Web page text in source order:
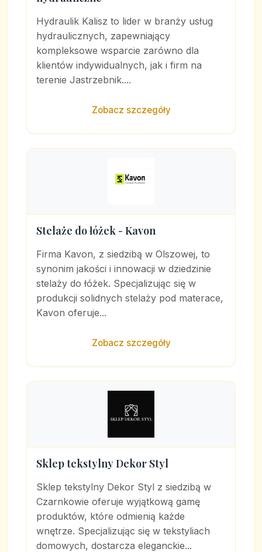
Hydraulik Kalisz to lider w branży usług
hydraulicznych, zapewniający
kompleksowe wsparcie zarówno dla
klientów indywidualnych, jak i firm na
terenie Jastrzebnik....
Zobacz szczegóły
Stelaże do łóżek - Kavon
Firma Kavon, z siedzibą w Olszowej, to
synonim jakości i innowacji w dziedzinie
stelaży do łóżek. Specjalizując się w
produkcji solidnych stelaży pod materace,
Kavon oferuje...
Zobacz szczegóły
Sklep tekstylny Dekor Styl
Sklep tekstylny Dekor Styl z siedzibą w
Czarnkowie oferuje wyjątkową gamę
produktów, które odmienią każde
wnętrze. Specjalizując się w tekstyliach
domowych, dostarcza eleganckie...